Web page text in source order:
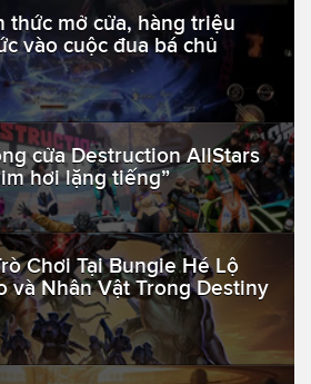
thức mở cửa, hàng triệu
vào cuộc đua bá chủ
cửa Destruction AllStars
hơi lặng tiếng”
Chơi Tại Bungie Hé Lộ
và Nhân Vật Trong Destiny